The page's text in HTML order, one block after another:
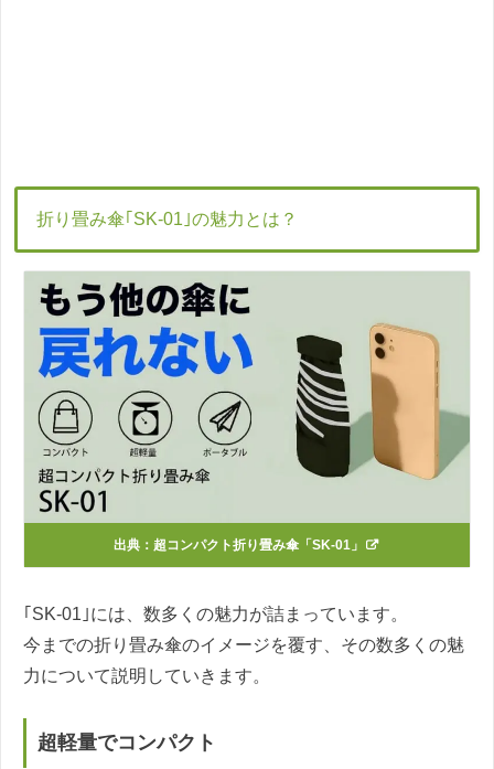
折り畳み傘｢SK-01｣の魅力とは？
出典： 超コンパクト折り畳み傘「SK-01」
｢SK-01｣には、数多くの魅力が詰まっています。
今までの折り畳み傘のイメージを覆す、その数多くの魅
力について説明していきます。
超軽量でコンパクト